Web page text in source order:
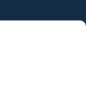
إلى
المحتوى